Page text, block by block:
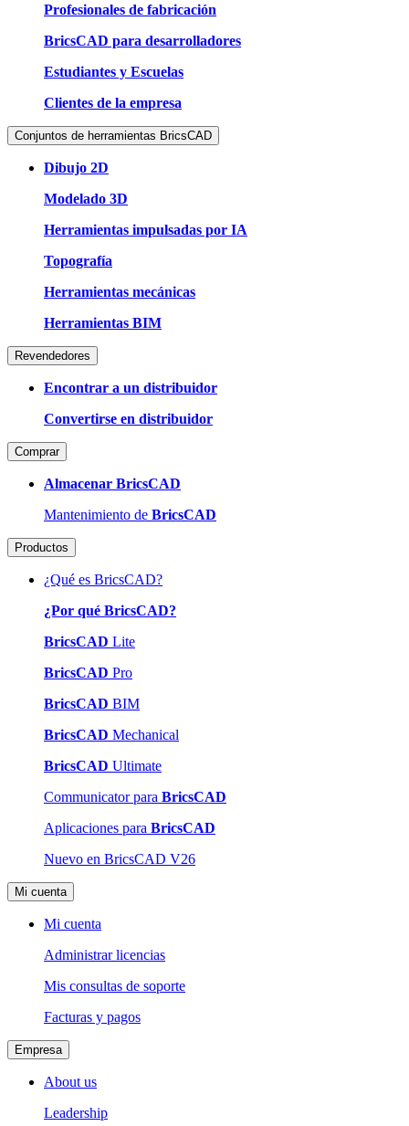
Profesionales de fabricación
BricsCAD para desarrolladores
Estudiantes y Escuelas
Clientes de la empresa
Conjuntos de herramientas BricsCAD
Dibujo 2D
Modelado 3D
Herramientas impulsadas por IA
Topografía
Herramientas mecánicas
Herramientas BIM
Revendedores
Encontrar a un distribuidor
Convertirse en distribuidor
Comprar
Almacenar BricsCAD
Mantenimiento de BricsCAD
Productos
¿Qué es BricsCAD?
¿Por qué BricsCAD?
BricsCAD Lite
BricsCAD Pro
BricsCAD BIM
BricsCAD Mechanical
BricsCAD Ultimate
Communicator para BricsCAD
Aplicaciones para BricsCAD
Nuevo en BricsCAD V26
Mi cuenta
Mi cuenta
Administrar licencias
Mis consultas de soporte
Facturas y pagos
Empresa
About us
Leadership